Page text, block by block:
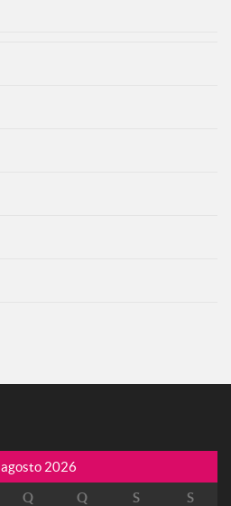
agosto 2026
Q Q S
S